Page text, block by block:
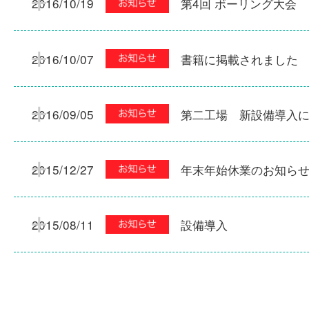
2016/10/07 書籍に掲載されました
2016/09/05 第二工場 新設備導入
2015/12/27 年末年始休業のお知らせ
2015/08/11 設備導入